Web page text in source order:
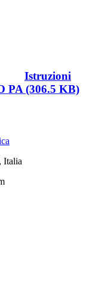
Istruzioni
PA (306.5 KB)
Italia